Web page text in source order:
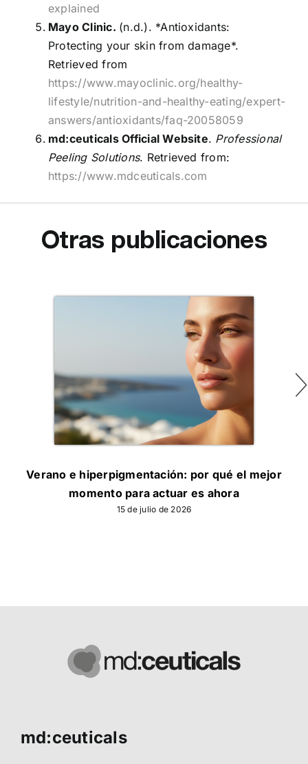
explained
Mayo Clinic. (n.d.). *Antioxidants:
Protecting your skin from damage*.
Retrieved from
https://www.mayoclinic.org/healthy-
lifestyle/nutrition-and-healthy-eating/expert-
answers/antioxidants/faq-20058059
md:ceuticals Official Website. Professional
Peeling Solutions. Retrieved from:
https://www.mdceuticals.com
Otras publicaciones
Verano e hiperpigmentación: por qué el mejor
momento para actuar es ahora
15 de julio de 2026
md:ceuticals